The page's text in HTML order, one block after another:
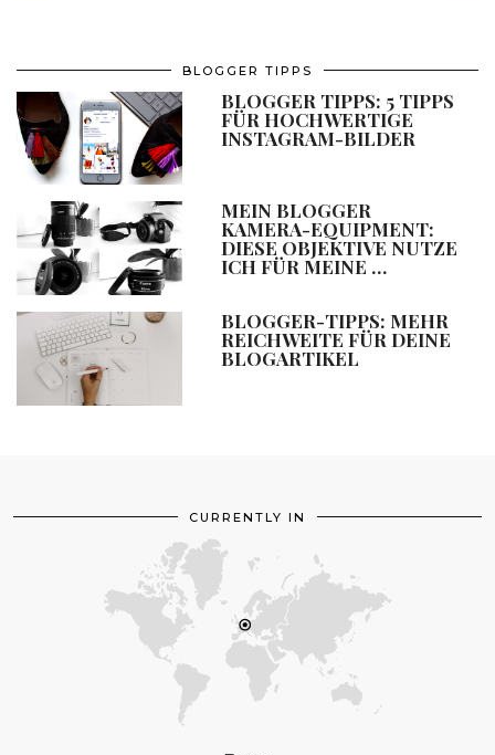
BLOGGER TIPPS
BLOGGER TIPPS: 5 TIPPS
FÜR HOCHWERTIGE
INSTAGRAM-BILDER
MEIN BLOGGER
KAMERA-EQUIPMENT:
DIESE OBJEKTIVE NUTZE
ICH FÜR MEINE …
BLOGGER-TIPPS: MEHR
REICHWEITE FÜR DEINE
BLOGARTIKEL
CURRENTLY IN